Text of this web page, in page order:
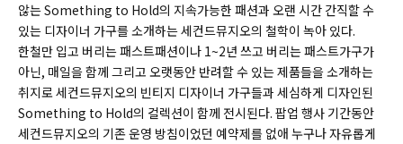
않는 Something to Hold의 지속가능한 패션과 오랜 시간 간직할 수
있는 디자이너 가구를 소개하는 세컨드뮤지오의 철학이 녹아 있다.
한철만 입고 버리는 패스트패션이나 1~2년 쓰고 버리는 패스트가구가
아닌, 매일을 함께 그리고 오랫동안 반려할 수 있는 제품들을 소개하는
취지로 세컨드뮤지오의 빈티지 디자이너 가구들과 세심하게 디자인된
Something to Hold의 컬렉션이 함께 전시된다. 팝업 행사 기간동안
세컨드뮤지오의 기존 운영 방침이었던 예약제를 없애 누구나 자유롭게